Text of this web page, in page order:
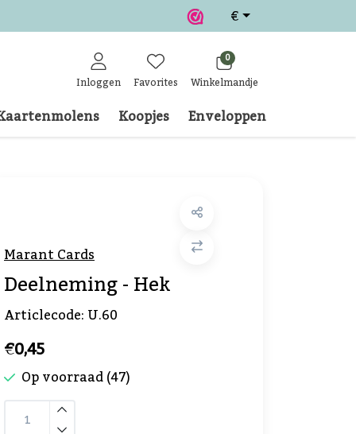
€
Inloggen Favorites
0
Winkelmandje
Koopjes Enveloppen
Marant Cards
Deelneming - Hek
Articlecode:U.60
€0,45
Op voorraad (47)